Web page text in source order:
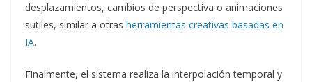
desplazamientos, cambios de perspectiva o animaciones
sutiles, similar a otras herramientas creativas basadas en
IA.
Finalmente, el sistema realiza la interpolación temporal y